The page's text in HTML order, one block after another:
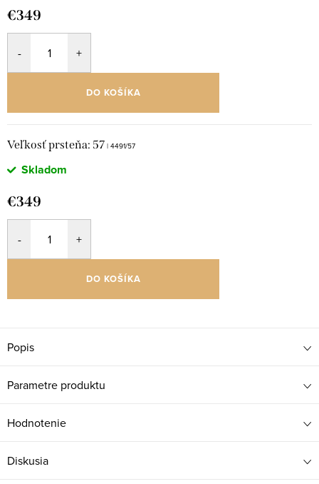
€349
DO KOŠÍKA
Veľkosť prsteňa: 57 | 4491/57
Skladom
€349
DO KOŠÍKA
Popis
Parametre produktu
Hodnotenie
Diskusia